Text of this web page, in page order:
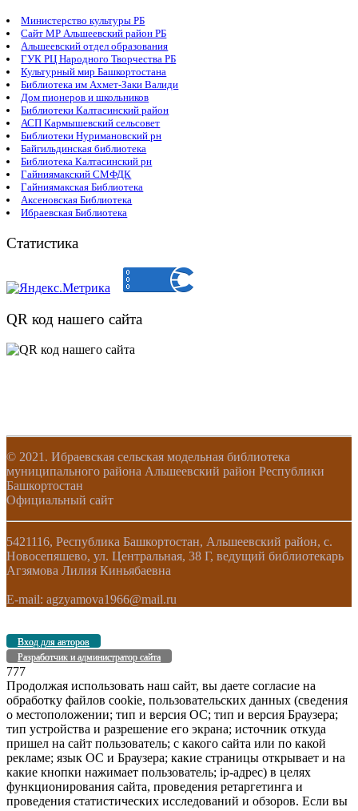
Министерство культуры РБ
Сайт МР Альшеевский район РБ
Альшеевский отдел образования
ГУК РЦ Народного Творчества РБ
Культурный мир Башкортостана
Библиотека им Ахмет-Заки Валиди
Дом пионеров и школьников
Библиотеки Калтасинский район
АСП Кармышевский сельсовет
Библиотеки Нуримановский рн
Байгильдинская библиотека
Библиотека Калтасинский рн
Гайниямакский СМФДК
Гайниямакская Библиотека
Аксеновская Библиотека
Ибраевская Библиотека
Статистика
QR код нашего сайта
© 2021. Ибраевская сельская модельная библиотека
муниципального района Альшеевский район Республики
Башкортостан
Официальный сайт
5421116, Республика Башкортостан, Альшеевский район, с.
Новосепяшево, ул. Центральная, 38 Г, ведущий библиотекарь
Агзямова Лилия Киньябаевна
E-mail: agzyamova1966@mail.ru
Вход для авторов
Разработчик и администратор сайта
777
Продолжая использовать наш сайт, вы даете согласие на
обработку файлов cookie, пользовательских данных (сведения
о местоположении; тип и версия ОС; тип и версия Браузера;
тип устройства и разрешение его экрана; источник откуда
пришел на сайт пользователь; с какого сайта или по какой
рекламе; язык ОС и Браузера; какие страницы открывает и на
какие кнопки нажимает пользователь; ip-адрес) в целях
функционирования сайта, проведения ретаргетинга и
проведения статистических исследований и обзоров. Если вы